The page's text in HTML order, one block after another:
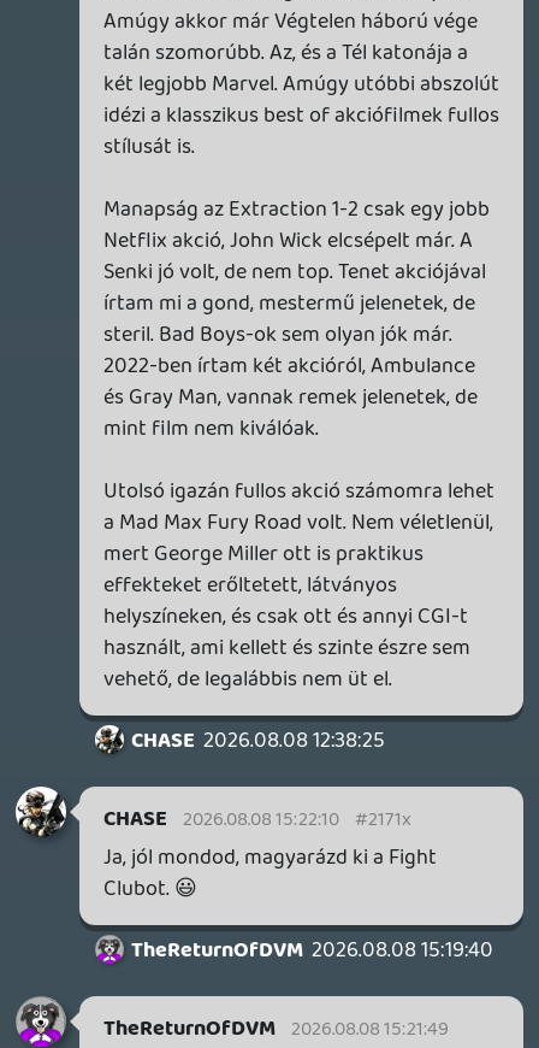
axl 2026.08.08 14:10:45
Krisz576 2026.08.08 15:07:31 #2171n
Ezt már be akartam szúrni. Remekül
rámutat miért sokkal természetesebbek
Szerencsére pl. Nolan ebben pont erős.
Krisz576 2026.08.08 15:03:57 #2171e
Pont erre gondoltam, melyik film
mennyire marad meg. Terminator 2 pláne
örök.
Eredetileg amiatt kezdtem írni a 90-es
évek postot, mert felhoztad az Ál/Arcot, a
Con Airt és Sziklát. Bármelyik
maradandóbb, mint a mai akciók.
A túltolt CGI és az automatizáltság sablon,
mű, futószalag érzést kelt. Elcseszték a
filmipart, sajna a stream is ludas.
TheReturnOfDVM 2026.08.08 14:49:00
Krisz576
First Blood (nálunk Rambo) és Predator
mai napig jók. Van Damme filmek már
VHS klasszikusok csak, mint Rambo 2-3 is.